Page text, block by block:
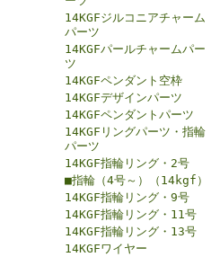
14KGFジルコニアチャーム
パーツ
14KGFパールチャームパー
ツ
14KGFペンダント空枠
14KGFデザインパーツ
14KGFペンダントパーツ
14KGFリングパーツ・指輪
パーツ
14KGF指輪リング・2号
■指輪（4号～）（14kgf）
14KGF指輪リング・9号
14KGF指輪リング・11号
14KGF指輪リング・13号
14KGFワイヤー